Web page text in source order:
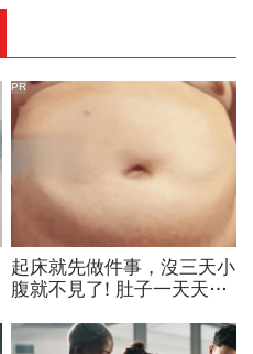
起床就先做件事，沒三天小
腹就不見了! 肚子一天天變
PR